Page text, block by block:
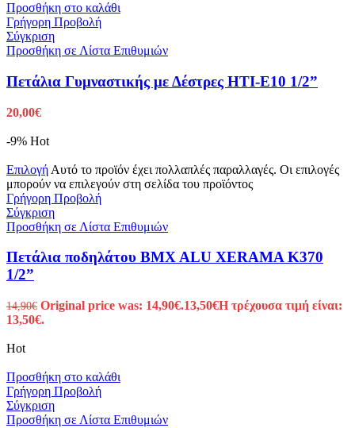
Προσθήκη στο καλάθι
Γρήγορη Προβολή
Σύγκριση
Προσθήκη σε Λίστα Επιθυμιών
Πετάλια Γυμναστικής με Δέστρες HTI-E10 1/2”
20,00€
-9% Hot
Επιλογή Αυτό το προϊόν έχει πολλαπλές παραλλαγές. Οι επιλογές
μπορούν να επιλεγούν στη σελίδα του προϊόντος
Γρήγορη Προβολή
Σύγκριση
Προσθήκη σε Λίστα Επιθυμιών
Πετάλια ποδηλάτου BMX ALU XERAMA K370
1/2”
14,90€ Original price was: 14,90€.13,50€Η τρέχουσα τιμή είναι:
13,50€.
Hot
Προσθήκη στο καλάθι
Γρήγορη Προβολή
Σύγκριση
Προσθήκη σε Λίστα Επιθυμιών